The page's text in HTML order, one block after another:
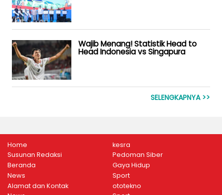
Wajib Menang! Statistik Head to
Head Indonesia vs Singapura
SELENGKAPNYA >>
Home
Susunan Redaksi
Beranda
News
Alamat dan Kontak
kesra
Pedoman Siber
Gaya Hidup
Sport
ototekno